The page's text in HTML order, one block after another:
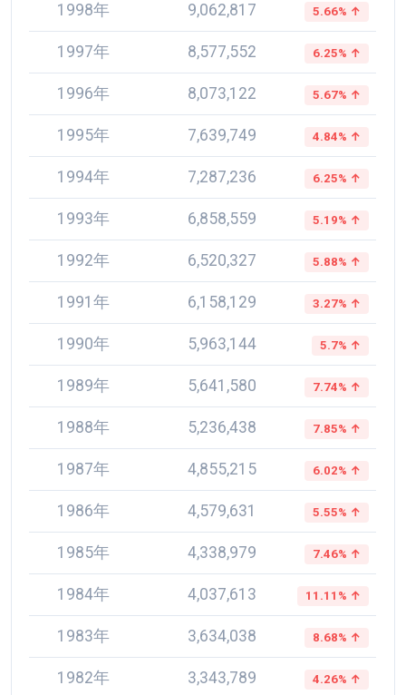
1998年 9,062,817 5.66% ↑
1997年 8,577,552 6.25% ↑
1996年 8,073,122 5.67% ↑
1995年 7,639,749 4.84% ↑
1994年 7,287,236 6.25% ↑
1993年 6,858,559 5.19% ↑
1992年 6,520,327 5.88% ↑
1991年 6,158,129 3.27% ↑
1990年 5,963,144 5.7% ↑
1989年 5,641,580 7.74% ↑
1988年 5,236,438 7.85% ↑
1987年 4,855,215 6.02% ↑
1986年 4,579,631 5.55% ↑
1985年 4,338,979 7.46% ↑
1984年 4,037,613 11.11% ↑
1983年 3,634,038 8.68% ↑
1982年 3,343,789 4.26% ↑